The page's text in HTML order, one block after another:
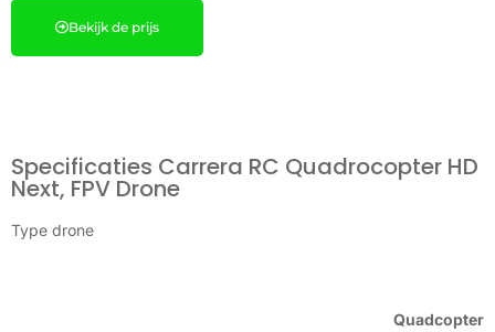
Bekijk de prijs
Specificaties Carrera RC Quadrocopter HD
Next, FPV Drone
Type drone
Quadcopter